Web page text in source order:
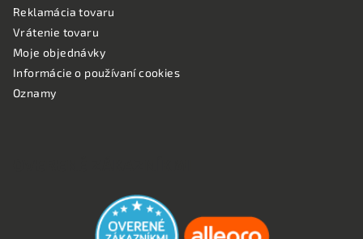
Reklamácia tovaru
Vrátenie tovaru
Moje objednávky
Informácie o používaní cookies
Oznamy